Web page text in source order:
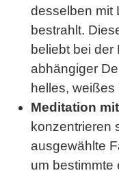
desselben mit
bestrahlt.
beliebt bei der
abhängiger
helles,
Meditation
konzentrieren
ausgewählte
um bestimmte